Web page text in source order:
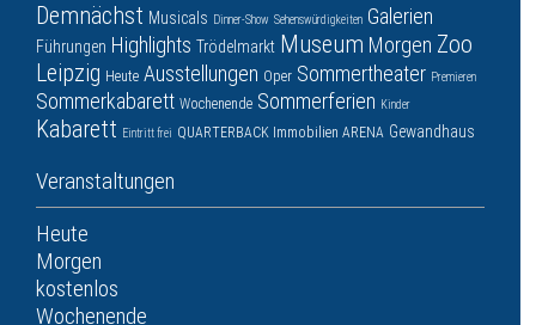
Demnächst Musicals Dinner-Show Sehenswürdigkeiten Galerien
Führungen Highlights Trödelmarkt Museum Morgen Zoo
Leipzig Heute Ausstellungen Oper Sommertheater Premieren
Sommerkabarett Wochenende Sommerferien Kinder
Kabarett Eintritt frei QUARTERBACK Immobilien ARENA Gewandhaus
Veranstaltungen
Heute
Morgen
kostenlos
Wochenende